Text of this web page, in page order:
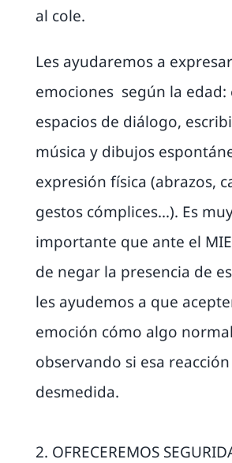
al cole.
Les ayudaremos a
emociones según la edad:
espacios de diálogo,
música y dibujos
expresión física (abrazos,
gestos cómplices…). Es
importante que ante el
de negar la presencia de
les ayudemos a que
emoción cómo algo
observando si esa
desmedida.
2. OFRECEREMOS